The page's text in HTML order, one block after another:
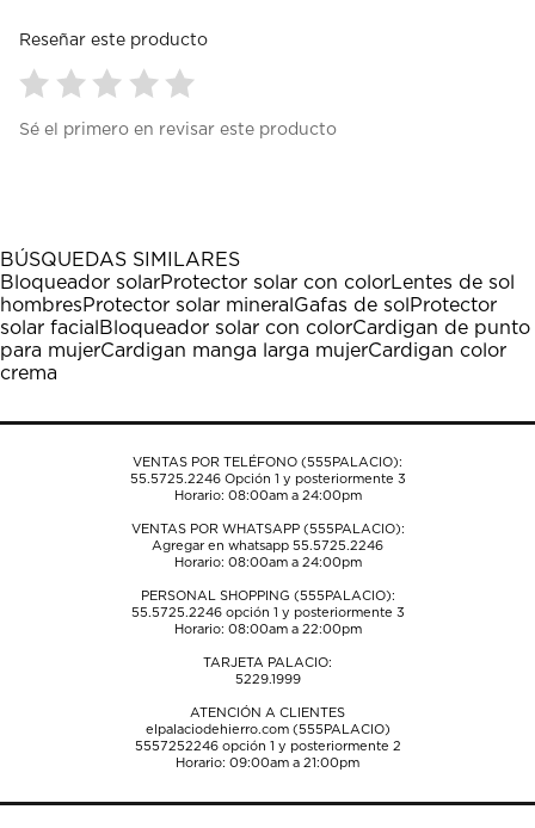
Reseñar este producto
para
1
estrella
Esta
acción
abrirá
el
formulario
envío.
para
estrellas.
Esta
acción
abrirá
el
formulario
envío.
para
estrellas.
Esta
acción
abrirá
el
envío.
para
estrellas.
Esta
acción
abrirá
el
envío.
para
estrellas.
Esta
acción
abrirá
el
envío.
Sé el primero en revisar este producto
BÚSQUEDAS SIMILARES
Bloqueador solarProtector solar con colorLentes de sol
hombresProtector solar mineral Gafas de sol Protector
solar facial Bloqueador solar con colorCardigan de punto
para mujerCardigan manga larga mujerCardigan color
crema
VENTAS POR TELÉFONO (555PALACIO):
55.5725.2246Opción 1 y posteriormente 3
Horario: 08:00am a 24:00pm
VENTAS POR WHATSAPP (555PALACIO):
Agregar en whatsapp 55.5725.2246
Horario: 08:00am a 24:00pm
PERSONAL SHOPPING (555PALACIO):
55.5725.2246opción 1 y posteriormente 3
Horario: 08:00am a 22:00pm
TARJETA PALACIO:
5229.1999
ATENCIÓN A CLIENTES
elpalaciodehierro.com (555PALACIO)
5557252246opción 1 y posteriormente 2
Horario: 09:00am a 21:00pm